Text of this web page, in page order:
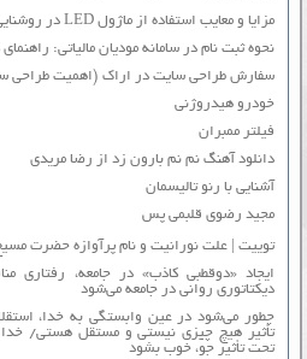
مزایا و معایب استفاده از ماژول LED در روشنایی خانگی
نحوه ثبت نام در سامانه مودیان مالیاتی:
سفارش طراحی سایت در اراک (اهمیت طراحی
خودرو هیدروژنی
فیلتر ممبران
دانلود آهنگ نم نم بارون زد از رضا مریدی
آشنایی با رنو تالیسمان
مجید رضوی قلبمی پس
توییت | علت نورانیت و نام پرآوازه حضرت
ایجاد «دوقطبی کاذب» در جامعه، رفتاری
دیکتاتوری روانی در جامعه می‌شود
چطور می‌شود در عین وابستگی به خدا،
تأثیر هیچ چیزی نیستی و مستقل هستی/
تحت تأثیر جوّ، خوب بشود